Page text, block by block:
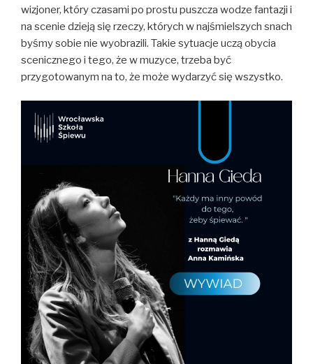
wizjoner, który czasami po prostu puszcza wodze fantazji i
na scenie dzieją się rzeczy, których w najśmielszych snach
byśmy sobie nie wyobrazili. Takie sytuacje uczą obycia
scenicznego i tego, że w muzyce, trzeba być
przygotowanym na to, że może wydarzyć się wszystko.